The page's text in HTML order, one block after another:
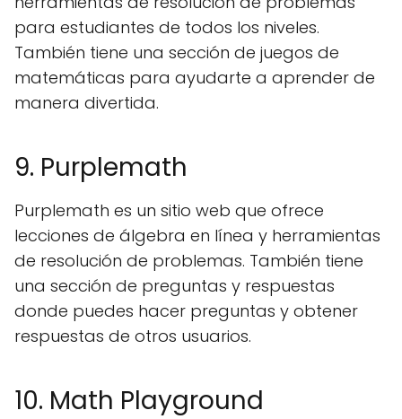
para estudiantes de todos los niveles.
También tiene una sección de juegos de
matemáticas para ayudarte a aprender de
manera divertida.
9. Purplemath
Purplemath es un sitio web que ofrece
lecciones de álgebra en línea y herramientas
de resolución de problemas. También tiene
una sección de preguntas y respuestas
donde puedes hacer preguntas y obtener
respuestas de otros usuarios.
10. Math Playground